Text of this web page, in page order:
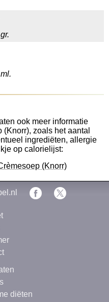
ook meer informatie
zoals het aantal
ingrediëten, allergie
op calorielijst:
(Knorr)
diëten